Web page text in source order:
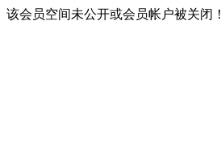
该会员空间未公开或会员帐户被关闭！